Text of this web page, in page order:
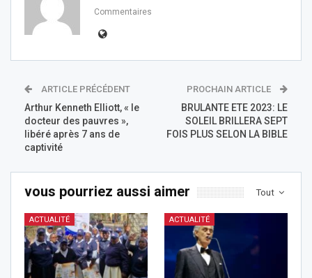
Commentaires
ARTICLE PRÉCÉDENT
Arthur Kenneth Elliott, « le
docteur des pauvres »,
libéré après 7 ans de
captivité
PROCHAIN ARTICLE
BRULANTE ETE 2023: LE
SOLEIL BRILLERA SEPT
FOIS PLUS SELON LA BIBLE
Tout
vous pourriez aussi aimer
ACTUALITÉ ACTUALITÉ